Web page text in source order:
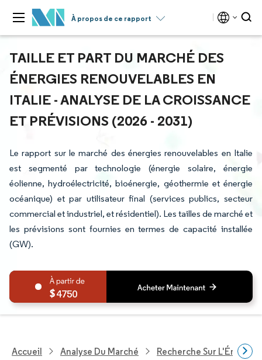
À propos de ce rapport
TAILLE ET PART DU MARCHÉ DES
ÉNERGIES RENOUVELABLES EN
ITALIE - ANALYSE DE LA CROISSANCE
ET PRÉVISIONS (2026 - 2031)
Le rapport sur le marché des énergies renouvelables en Italie
est segmenté par technologie (énergie solaire, énergie
éolienne, hydroélectricité, bioénergie, géothermie et énergie
océanique) et par utilisateur final (services publics, secteur
commercial et industriel, et résidentiel). Les tailles de marché et
les prévisions sont fournies en termes de capacité installée
(GW).
4750
Accueil Analyse Du Marché Recherche Sur